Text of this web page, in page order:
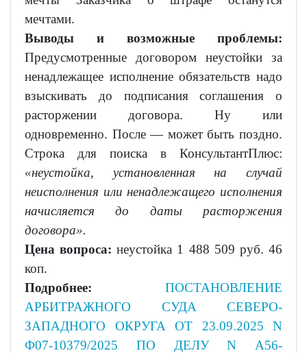
мечтами.
Выводы и возможные проблемы:
Предусмотренные договором неустойки за
ненадлежащее исполнение обязательств надо
взыскивать до подписания соглашения о
расторжении договора. Ну или
одновременно. После — может быть поздно.
Строка для поиска в КонсультантПлюс:
«неустойка, установленная на случай
неисполнения или ненадлежащего исполнения
начисляется до даты расторжения
договора».
Цена вопроса: неустойка 1 488 509 руб. 46
коп.
Подробнее: ПОСТАНОВЛЕНИЕ
АРБИТРАЖНОГО СУДА СЕВЕРО-
ЗАПАДНОГО ОКРУГА ОТ 23.09.2025 N
Ф07-10379/2025 ПО ДЕЛУ N А56-